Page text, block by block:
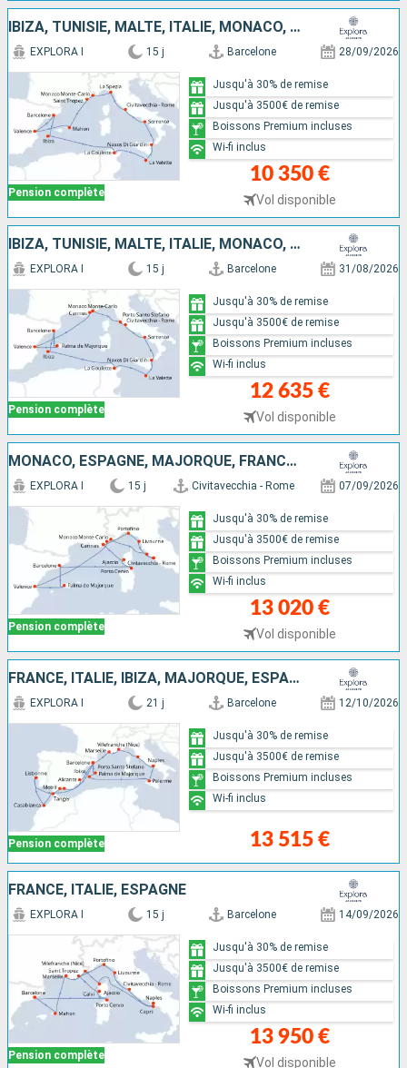
IBIZA, TUNISIE, MALTE, ITALIE, MONACO, FRANCE, ESPAGNE
Pension complète
EXPLORA I 15 j Barcelone 28/09/2026
10 350 €
Vol disponible
Jusqu'à 30% de remise
Jusqu'à 3500€ de remise
Boissons Premium incluses
Wi-fi inclus
IBIZA, TUNISIE, MALTE, ITALIE, MONACO, FRANCE, ESPAGNE, MAJORQUE
Pension complète
EXPLORA I 15 j Barcelone 31/08/2026
12 635 €
Vol disponible
Jusqu'à 30% de remise
Jusqu'à 3500€ de remise
Boissons Premium incluses
Wi-fi inclus
MONACO, ESPAGNE, MAJORQUE, FRANCE, ITALIE
Pension complète
EXPLORA I 15 j Civitavecchia - Rome 07/09/2026
13 020 €
Vol disponible
Jusqu'à 30% de remise
Jusqu'à 3500€ de remise
Boissons Premium incluses
Wi-fi inclus
FRANCE, ITALIE, IBIZA, MAJORQUE, ESPAGNE, PORTUGAL, MAROC
Pension complète
EXPLORA I 21 j Barcelone 12/10/2026
13 515 €
Jusqu'à 30% de remise
Jusqu'à 3500€ de remise
Boissons Premium incluses
Wi-fi inclus
FRANCE, ITALIE, ESPAGNE
Pension complète
EXPLORA I 15 j Barcelone 14/09/2026
13 950 €
Vol disponible
Jusqu'à 30% de remise
Jusqu'à 3500€ de remise
Boissons Premium incluses
Wi-fi inclus